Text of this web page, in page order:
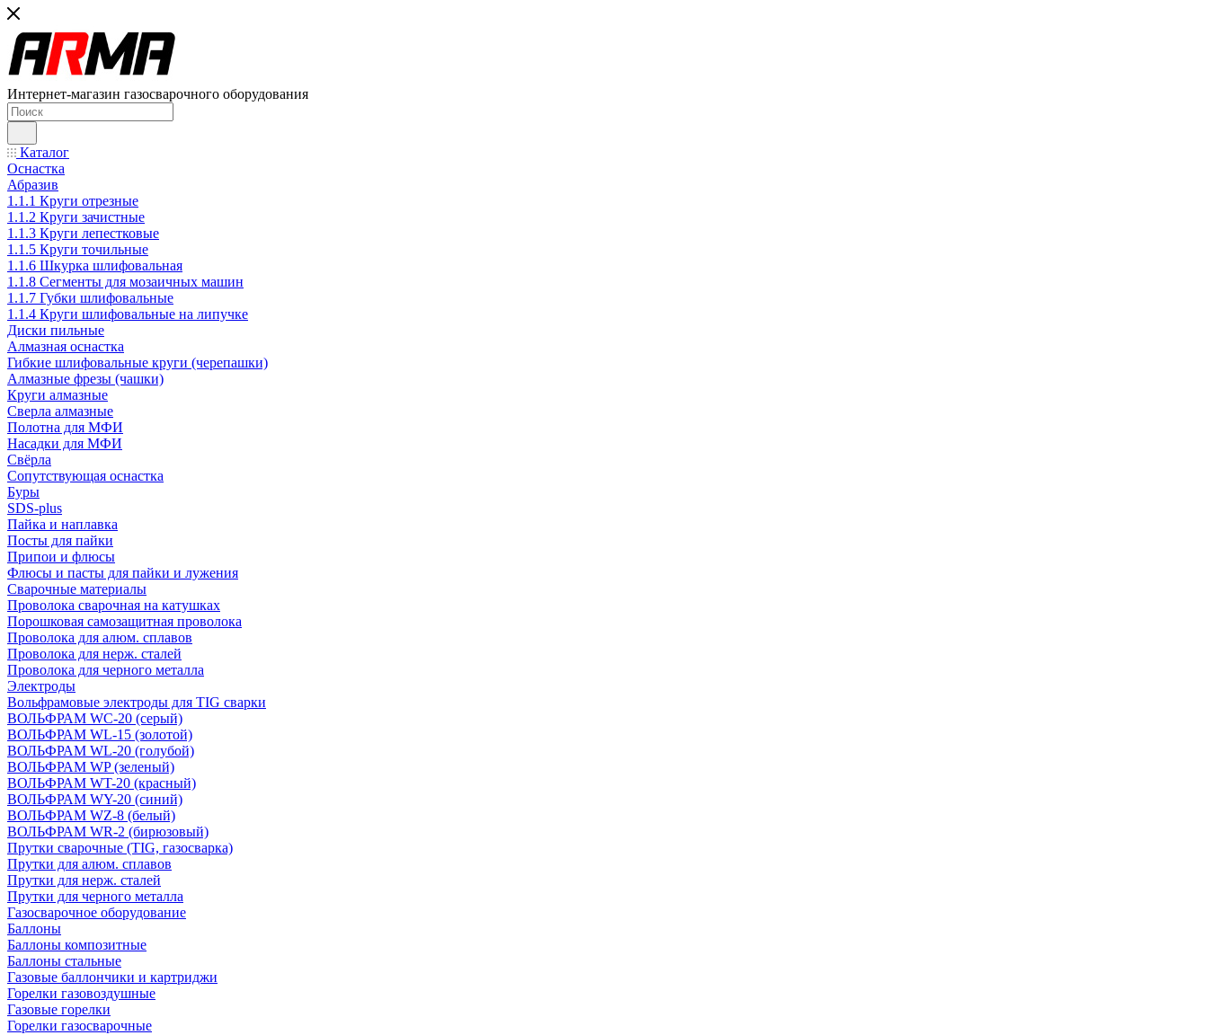
Интернет-магазин газосварочного оборудования
Каталог
Оснастка
Абразив
1.1.1 Круги отрезные
1.1.2 Круги зачистные
1.1.3 Круги лепестковые
1.1.5 Круги точильные
1.1.6 Шкурка шлифовальная
1.1.8 Сегменты для мозаичных машин
1.1.7 Губки шлифовальные
1.1.4 Круги шлифовальные на липучке
Диски пильные
Алмазная оснастка
Гибкие шлифовальные круги (черепашки)
Алмазные фрезы (чашки)
Круги алмазные
Сверла алмазные
Полотна для МФИ
Насадки для МФИ
Свёрла
Сопутствующая оснастка
Буры
SDS-plus
Пайка и наплавка
Посты для пайки
Припои и флюсы
Флюсы и пасты для пайки и лужения
Сварочные материалы
Проволока сварочная на катушках
Порошковая самозащитная проволока
Проволока для алюм. сплавов
Проволока для нерж. сталей
Проволока для черного металла
Электроды
Вольфрамовые электроды для TIG сварки
ВОЛЬФРАМ WC-20 (серый)
ВОЛЬФРАМ WL-15 (золотой)
ВОЛЬФРАМ WL-20 (голубой)
ВОЛЬФРАМ WP (зеленый)
ВОЛЬФРАМ WT-20 (красный)
ВОЛЬФРАМ WY-20 (синий)
ВОЛЬФРАМ WZ-8 (белый)
ВОЛЬФРАМ WR-2 (бирюзовый)
Прутки сварочные (TIG, газосварка)
Прутки для алюм. сплавов
Прутки для нерж. сталей
Прутки для черного металла
Газосварочное оборудование
Баллоны
Баллоны композитные
Баллоны стальные
Газовые баллончики и картриджи
Горелки газовоздушные
Газовые горелки
Горелки газосварочные